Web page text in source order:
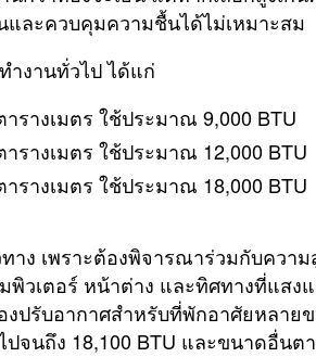
และควบคุมความชื้นได้ไม่เหมาะสม
ำงานทั่วไป ได้แก่
รางเมตร ใช้ประมาณ 9,000 BTU
รางเมตร ใช้ประมาณ 12,000 BTU
รางเมตร ใช้ประมาณ 18,000 BTU
าง เพราะต้องพิจารณาร่วมกับความ
พิวเตอร์ หน้าต่าง และทิศทางที่แสง
งปรับอากาศสำหรับที่พักอาศัยหลาย
จนถึง 18,100 BTU และขนาดอื่นต